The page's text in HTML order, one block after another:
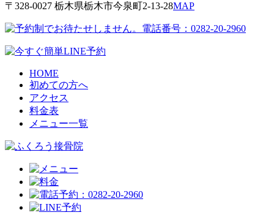
〒328-0027 栃⽊県栃⽊市今泉町2-13-28MAP
HOME
初めての方へ
アクセス
料金表
メニュー一覧